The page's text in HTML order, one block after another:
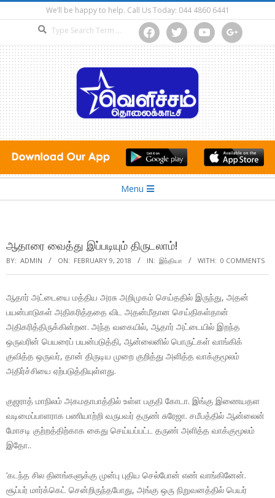
to
We’ll be happy to help. Call Us Today: 044 4860 6441
facebooktwitter youtube google
Menu
ஆதாரை வைத்து இப்படியும் திருடலாம்!
BY: ADMIN ON: FEBRUARY 9, 2018 IN: இந்தியா WITH: 0 COMMENTS
ஆதார் அட்டையை மத்திய அரசு அறிமுகம் செய்ததில் இருந்து, அதன்
பயன்பாடுகள் அதிகரித்ததை விட அதன்மீதான செய்திகள்தான்
அதிகரித்திருக்கின்றன. அந்த வகையில், ஆதார் அட்டையில் இறந்த
ஒருவரின் பெயரைப் பயன்படுத்தி, ஆன்லைனில் பொருட்கள் வாங்கிக்
குவித்த ஒருவர், தான் திருடிய முறை குறித்து அளித்த வாக்குமூலம்
அதிர்ச்சியை ஏற்படுத்தியுள்ளது.
குஜராத் மாநிலம் அகமதாபாத்தில் உள்ள பகுதி கோடா. இங்கு இணையதள
வடிமைப்பாளராக பணியாற்றி வருபவர் தருண் சுரேஜா. சமீபத்தில் ஆன்லைன்
மோசடி குற்றத்திற்காக கைது செய்யப்பட்ட தருண் அளித்த வாக்குமூலம்
இதோ..
‘கடந்த சில தினங்களுக்கு முன்பு புதிய செல்போன் எண் வாங்கினேன்.
சூப்பர் மார்க்கெட் சென்றிருந்தபோது, அங்கு ஒரு நிறுவனத்தில் பெயர்